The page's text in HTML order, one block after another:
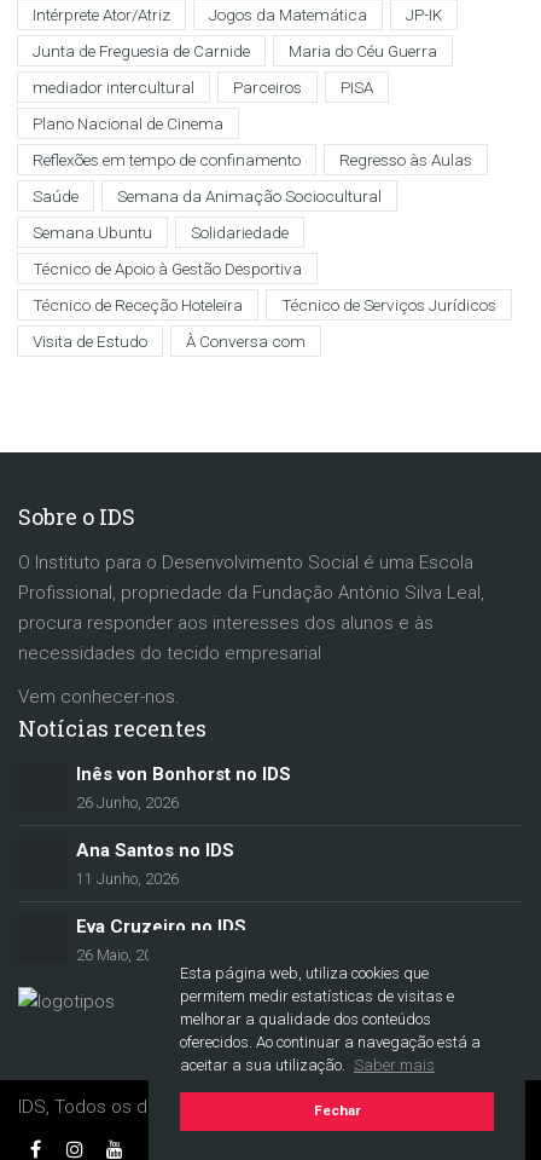
Esta página web, utiliza cookies que
permitem medir estatísticas de visitas e
melhorar a qualidade dos conteúdos
oferecidos. Ao continuar a navegação está a
aceitar a sua utilização.
Saber mais
Fechar
Intérprete Ator/Atriz
Jogos da Matemática
JP-IK
Junta de Freguesia de Carnide
Maria do Céu Guerra
mediador intercultural
Parceiros
PISA
Plano Nacional de Cinema
Reflexões em tempo de confinamento
Regresso às Aulas
Saúde
Semana da Animação Sociocultural
Semana Ubuntu
Solidariedade
Técnico de Apoio à Gestão Desportiva
Técnico de Receção Hoteleira
Técnico de Serviços Jurídicos
Visita de Estudo
À Conversa com
Sobre o IDS
O Instituto para o Desenvolvimento Social é uma Escola
Profissional, propriedade da Fundação António Silva Leal,
procura responder aos interesses dos alunos e às
necessidades do tecido empresarial
Vem conhecer-nos.
Notícias recentes
Inês von Bonhorst no IDS
26 Junho, 2026
Ana Santos no IDS
11 Junho, 2026
Eva Cruzeiro no IDS
26 Maio, 2026
IDS, Todos os direitos reservados. © 2017-2021